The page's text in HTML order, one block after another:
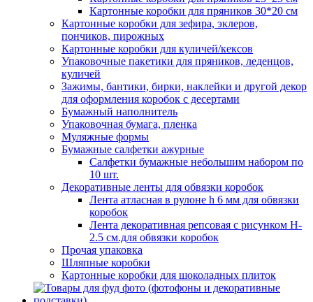
Картонные коробки для пряников 30*20 см
Картонные коробки для зефира, эклеров,
пончиков, пирожных
Картонные коробки для куличей/кексов
Упаковочные пакетики для пряников, леденцов,
куличей
Зажимы, бантики, бирки, наклейки и другой декор
для оформления коробок с десертами
Бумажный наполнитель
Упаковочная бумага, пленка
Муляжные формы
Бумажные салфетки ажурные
Салфетки бумажные небольшим набором по
10 шт.
Декоративные ленты для обвязки коробок
Лента атласная в рулоне h 6 мм для обвязки
коробок
Лента декоративная репсовая с рисунком H-
2.5 см.для обвязки коробок
Прочая упаковка
Шляпные коробки
Картонные коробки для шоколадных плиток